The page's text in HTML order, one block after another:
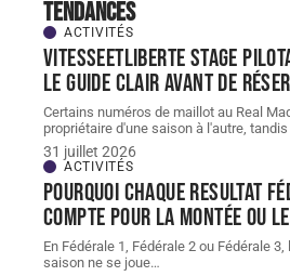
Tendances
ACTIVITÉS
Vitesseetliberte stage
le guide clair avant de
Certains numéros de maillot au Real
propriétaire d'une saison à l'autre,
31 juillet 2026
ACTIVITÉS
Pourquoi chaque resultat
compte pour la montée ou
En Fédérale 1, Fédérale 2 ou Fédérale
saison ne se joue…